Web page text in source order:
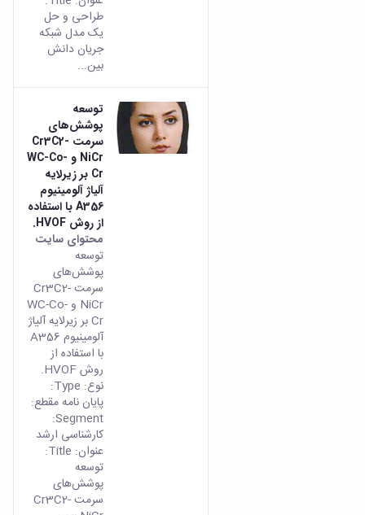
طراحی و حل
یک مدل شبکه
جریان دانش
بین...
توسعه
پوشش‌های
سرمت Cr3C2-
NiCr و WC-Co-
Cr بر زیرلایه
آلیاژ آلومینیوم
A356 با استفاده
از روش HVOF.
محتوای سایت
توسعه
پوشش‌های
سرمت Cr3C2-
NiCr و WC-Co-
Cr بر زیرلایه آلیاژ
آلومینیوم A356
با استفاده از
روش HVOF.
نوع: Type:
پایان نامه مقطع:
Segment:
کارشناسی ارشد
عنوان: Title:
توسعه
پوشش‌های
سرمت Cr3C2-